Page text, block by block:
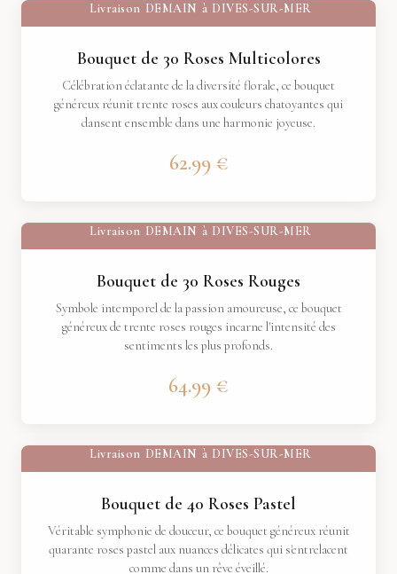
Livraison DEMAIN à DIVES-SUR-MER
Bouquet de 30 Roses Multicolores
Célébration éclatante de la diversité florale, ce bouquet
généreux réunit trente roses aux couleurs chatoyantes qui
dansent ensemble dans une harmonie joyeuse.
62.99 €
Livraison DEMAIN à DIVES-SUR-MER
Bouquet de 30 Roses Rouges
Symbole intemporel de la passion amoureuse, ce bouquet
généreux de trente roses rouges incarne l'intensité des
sentiments les plus profonds.
64.99 €
Livraison DEMAIN à DIVES-SUR-MER
Bouquet de 40 Roses Pastel
Véritable symphonie de douceur, ce bouquet généreux réunit
quarante roses pastel aux nuances délicates qui s'entrelacent
comme dans un rêve éveillé.